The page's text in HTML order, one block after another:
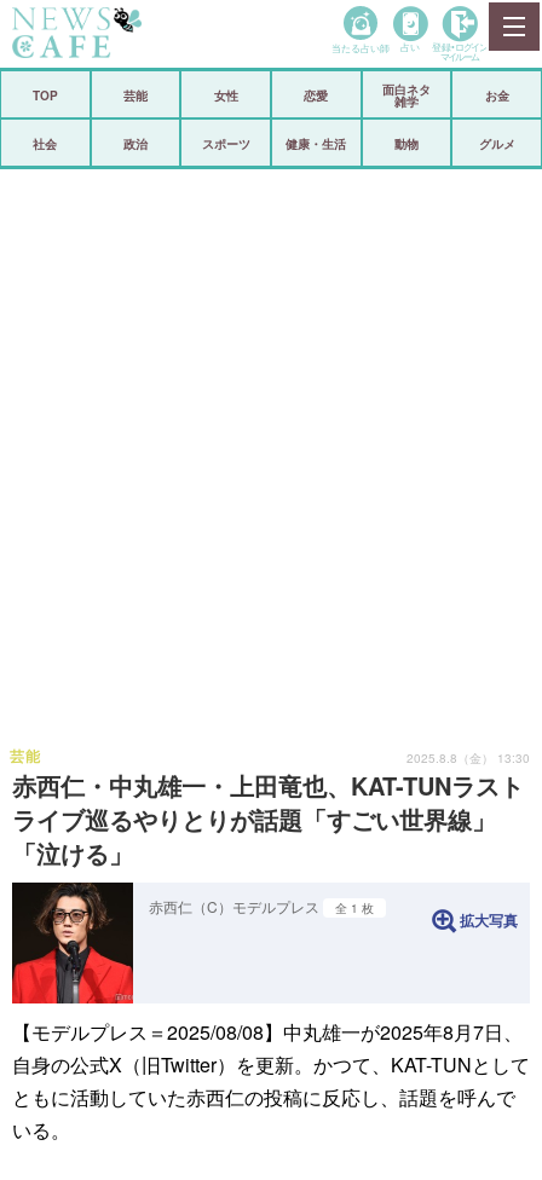
政治
当たる占い師 占い 登録• ログイン
マイルーム
TOP 芸能 女性 恋愛
面白ネタ
雑学
お金
社会 政治 スポーツ 健康・生活 動物 グルメ
赤西仁・中丸雄一・上田竜也、KAT-TUNラスト
ライブ巡るやりとりが話題「すごい世界線」
「泣ける」
芸能 2025.8.8（金） 13:30
赤西仁（C）モデルプレス 全 1 枚
拡大写真
【モデルプレス＝2025/08/08】中丸雄一が2025年8月7日、
自身の公式X（旧Twitter）を更新。かつて、KAT-TUNとして
ともに活動していた赤西仁の投稿に反応し、話題を呼んで
いる。